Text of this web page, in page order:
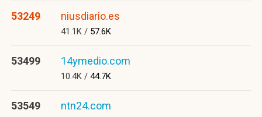
53249 niusdiario.es
41.1K / 57.6K
53499 14ymedio.com
10.4K / 44.7K
53549 ntn24.com